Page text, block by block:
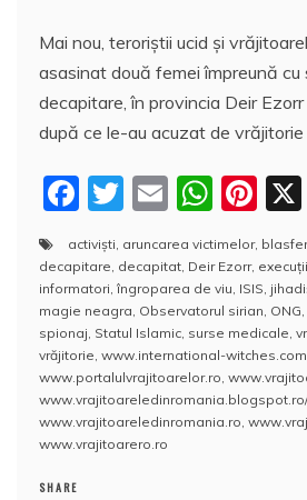
Mai nou, teroriştii ucid şi
asasinat două femei împreună cu
decapitare, în provincia Deir Ezorr
după ce le-au acuzat de vrăjitorie
F
a
c
e
b
o
o
k
T
itt
er
E
ai
l
W
h
at
s
A
p
p
Pi
nt
er
e
st
activiști aruncarea victimelor,
decapitare decapitat Deir Ezorr, execuţii
informatori îngroparea de viu ISIS
magie neagra Observatorul sirian ONG
spionaj Statul Islamic surse medicale
vrăjitorie www.international-witches.com
www.portalulvrajitoarelor.ro
www.vrajitoareledinromania.blogspot.ro/
www.vrajitoareledinromania.ro
www.vrajitoarero.ro
SHARE